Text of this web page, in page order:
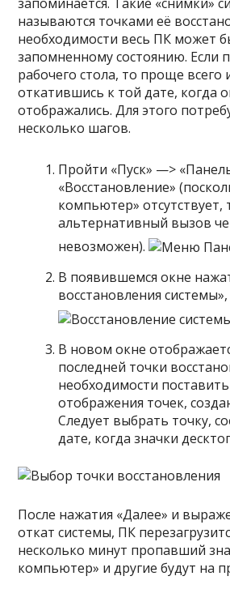
называются точками её
необходимости весь ПК может
запомненному состоянию. Если
рабочего стола, то проще всего
откатившись к той дате, когда
отображались. Для этого
несколько шагов.
Пройти «Пуск» —>
«Восстановление»
компьютер» отсутствует,
альтернативный вызов
невозможен).
В появившемся окне
восстановления
В новом окне
последней точки
необходимости поставить
отображения точек,
Следует выбрать точку,
дате, когда значки
После нажатия «Далее» и
откат системы, ПК
несколько минут пропавший
компьютер» и другие будут на